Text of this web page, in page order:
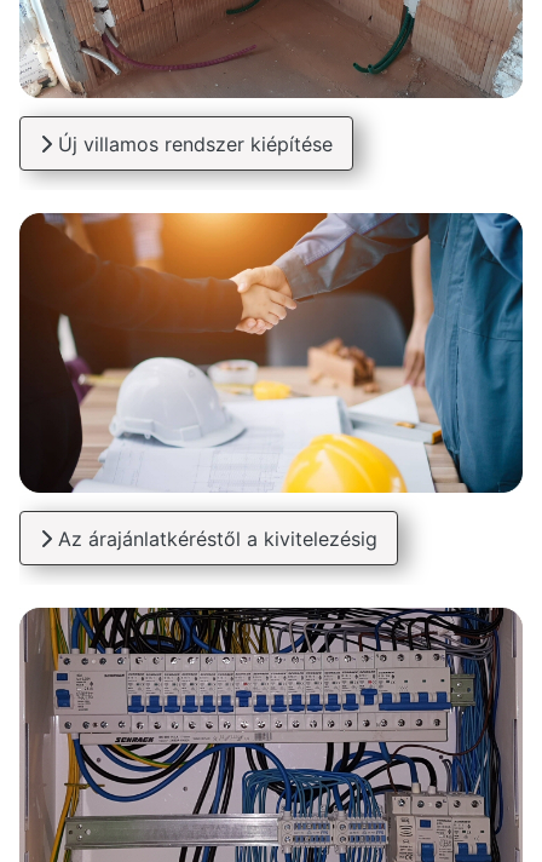
Új villamos rendszer kiépítése
Az árajánlatkéréstől a kivitelezésig